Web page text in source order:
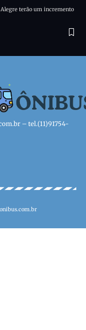
terão um incremento
– tel.(11)91754-